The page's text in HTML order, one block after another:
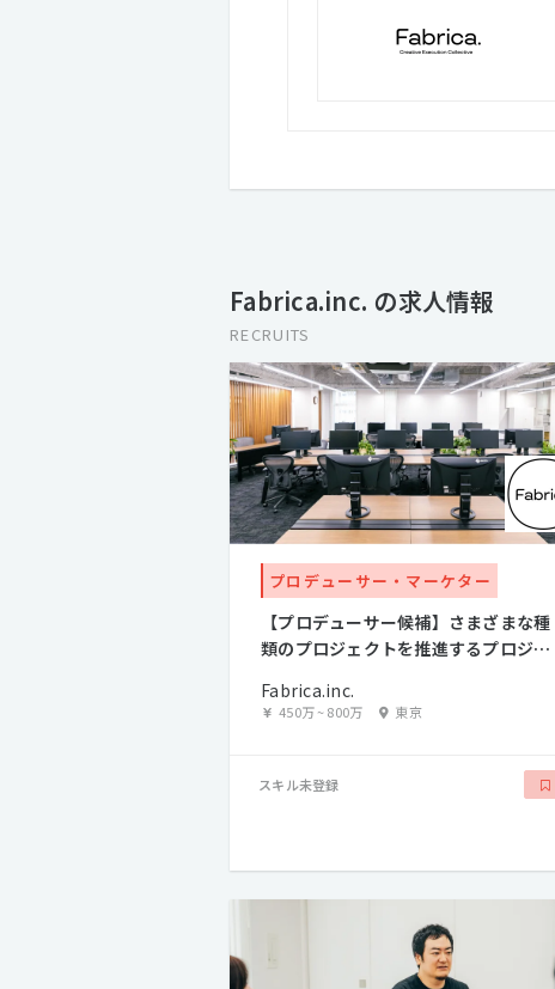
Fabrica.inc. の求人情報
RECRUITS
プロデューサー・マーケター
【プロデューサー候補】さまざまな種
類のプロジェクトを推進するプロジェ
Fabrica.inc.
450万~800万 東京
スキル未登録